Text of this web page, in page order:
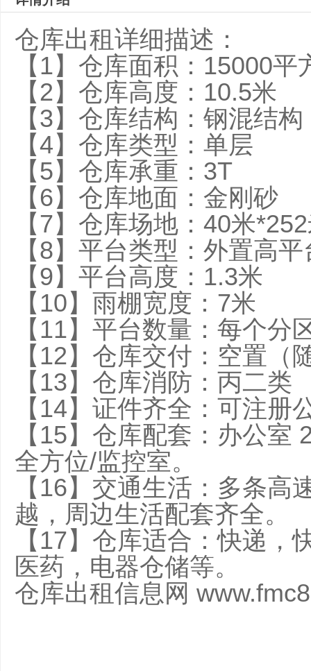
仓库出租详细描述：
【1】仓库面积：15000平
【2】仓库高度：10.5米
【3】仓库结构：钢混结构
【4】仓库类型：单层
【5】仓库承重：3T
【6】仓库地面：金刚砂
【7】仓库场地：40米
【8】平台类型：外置高平
【9】平台高度：1.3米
【10】雨棚宽度：7米
【11】平台数量：每个分
【12】仓库交付：空置（
【13】仓库消防：丙二类
【14】证件齐全：可注册
【15】仓库配套：办公
全方位/监控室。
【16】交通生活：多条
越，周边生活配套齐全。
【17】仓库适合：快递
医药，电器仓储等。
仓库出租信息网